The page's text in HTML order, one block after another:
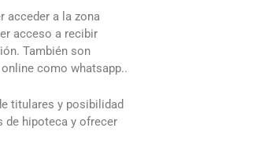
acceder a la zona
acceso a recibir
También son
como whatsapp..
titulares y posibilidad
de hipoteca y ofrecer